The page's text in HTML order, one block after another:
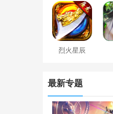
烈火星辰
最新专题